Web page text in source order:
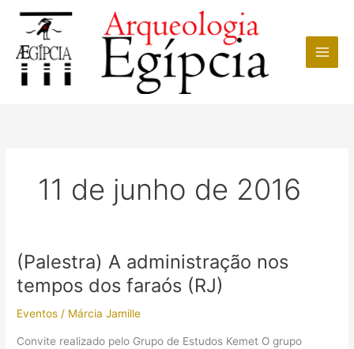
conteúdo
11 de junho de 2016
(Palestra) A administração nos
tempos dos faraós (RJ)
Eventos / Márcia Jamille
Convite realizado pelo Grupo de Estudos Kemet O grupo